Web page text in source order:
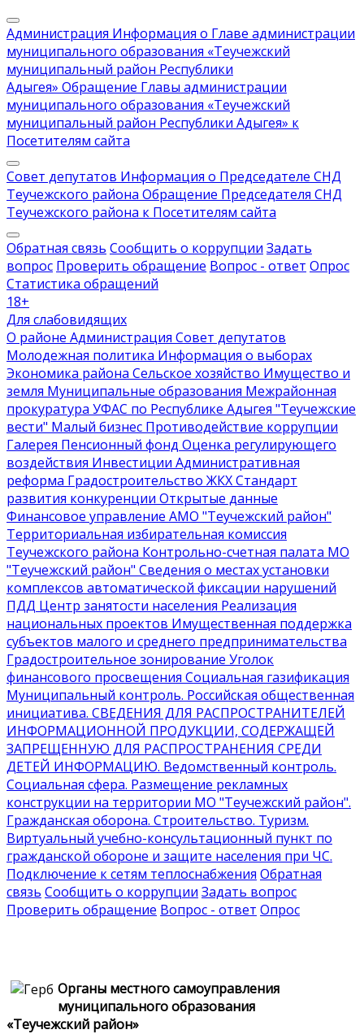
Администрация Информация о Главе администрации
муниципального образования «Теучежский
муниципальный район Республики
Адыгея» Обращение Главы администрации
муниципального образования «Теучежский
муниципальный район Республики Адыгея» к
Посетителям сайта
Совет депутатов Информация о Председателе СНД
Теучежского района Обращение Председателя СНД
Теучежского района к Посетителям сайта
Обратная связь Сообщить о коррупции Задать
вопрос Проверить обращение Вопрос - ответ Опрос
Статистика обращений
18+
Для слабовидящих
О районе Администрация Совет депутатов
Молодежная политика Информация о выборах
Экономика района Сельское хозяйство Имущество и
земля Муниципальные образования Межрайонная
прокуратура УФАС по Республике Адыгея "Теучежские
вести" Малый бизнес Противодействие коррупции
Галерея Пенсионный фонд Оценка регулирующего
воздействия Инвестиции Административная
реформа Градостроительство ЖКХСтандарт
развития конкуренции Открытые данные
Финансовое управление АМО "Теучежский район"
Территориальная избирательная комиссия
Теучежского района Контрольно-счетная палата МО
"Теучежский район" Сведения о местах установки
комплексов автоматической фиксации нарушений
ПДД Центр занятости населения Реализация
национальных проектов Имущественная поддержка
субъектов малого и среднего предпринимательства
Градостроительное зонирование Уголок
финансового просвещения Социальная газификация
Муниципальный контроль. Российская общественная
инициатива. СВЕДЕНИЯ ДЛЯ РАСПРОСТРАНИТЕЛЕЙ
ИНФОРМАЦИОННОЙ ПРОДУКЦИИ, СОДЕРЖАЩЕЙ
ЗАПРЕЩЕННУЮ ДЛЯ РАСПРОСТРАНЕНИЯ СРЕДИ
ДЕТЕЙ ИНФОРМАЦИЮ. Ведомственный контроль.
Социальная сфера. Размещение рекламных
конструкции на территории МО "Теучежский район".
Гражданская оборона. Строительство. Туризм.
Виртуальный учебно-консультационный пункт по
гражданской обороне и защите населения при ЧС.
Подключение к сетям теплоснабжения Обратная
связь Сообщить о коррупции Задать вопрос
Проверить обращение Вопрос - ответ Опрос
Органы местного самоуправления
муниципального образования
«Теучежский район»